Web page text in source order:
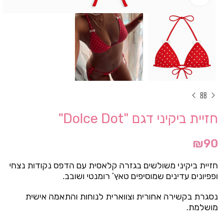
חזיית ביקיני דגם "Dolce Dot"
₪90
חזיית ביקיני משולשים בגזרה קלאסית עם הדפס נקודות נצחי
ופפיונים עדינים שמוסיפים טאץ’ רומנטי ושובב.
נסגרת בקשירה אחורית וצווארית לנוחות והתאמה אישית
מושלמת.